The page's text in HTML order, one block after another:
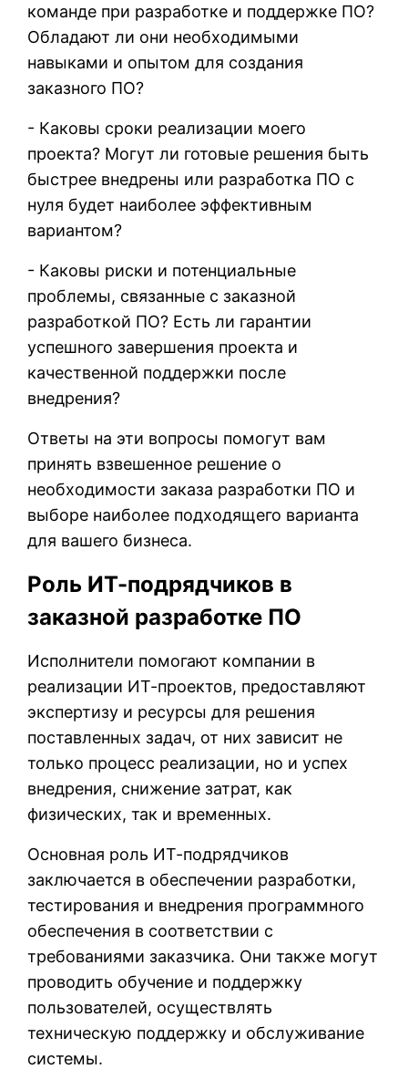
команде при разработке и поддержке ПО?
Обладают ли они необходимыми
навыками и опытом для создания
заказного ПО?
- Каковы сроки реализации моего
проекта? Могут ли готовые решения быть
быстрее внедрены или разработка ПО с
нуля будет наиболее эффективным
вариантом?
- Каковы риски и потенциальные
проблемы, связанные с заказной
разработкой ПО? Есть ли гарантии
успешного завершения проекта и
качественной поддержки после
внедрения?
Ответы на эти вопросы помогут вам
принять взвешенное решение о
необходимости заказа разработки ПО и
выборе наиболее подходящего варианта
для вашего бизнеса.
Роль ИТ-подрядчиков в
заказной разработке ПО
Исполнители помогают компании в
реализации ИТ-проектов, предоставляют
экспертизу и ресурсы для решения
поставленных задач, от них зависит не
только процесс реализации, но и успех
внедрения, снижение затрат, как
физических, так и временных.
Основная роль ИТ-подрядчиков
заключается в обеспечении разработки,
тестирования и внедрения программного
обеспечения в соответствии с
требованиями заказчика. Они также могут
проводить обучение и поддержку
пользователей, осуществлять
техническую поддержку и обслуживание
системы.